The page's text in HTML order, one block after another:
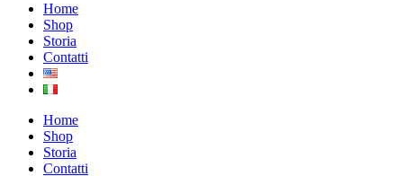
Home
Shop
Storia
Contatti
Home
Shop
Storia
Contatti